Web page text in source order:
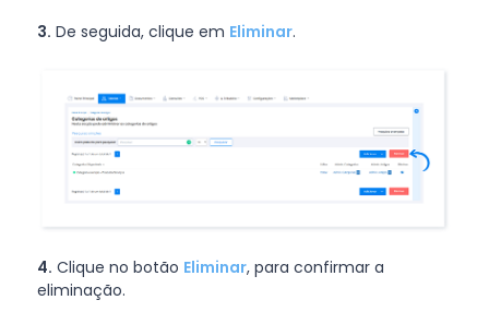
3. De seguida, clique em Eliminar.
4. Clique no botão Eliminar, para confirmar a
eliminação.